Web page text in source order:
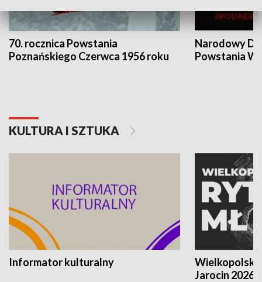
70. rocznica Powstania
Poznańskiego Czerwca 1956 roku
Narodowy
Powstania
KULTURA I SZTUKA
Informator kulturalny
Jarocin 2026